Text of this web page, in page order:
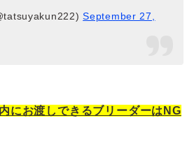
September 27,
にお渡しできるブリーダーはNG